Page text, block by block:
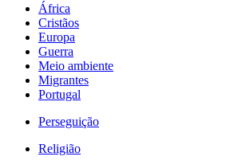
África
Cristãos
Europa
Guerra
Meio ambiente
Migrantes
Portugal
Perseguição
Religião